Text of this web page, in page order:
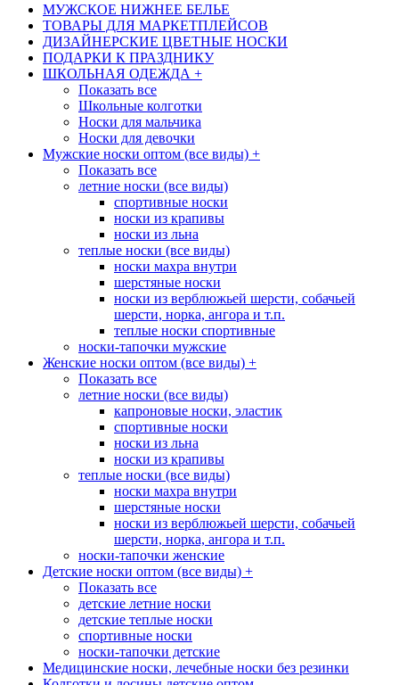
МУЖСКОЕ НИЖНЕЕ БЕЛЬЕ
ТОВАРЫ ДЛЯ МАРКЕТПЛЕЙСОВ
ДИЗАЙНЕРСКИЕ ЦВЕТНЫЕ НОСКИ
ПОДАРКИ К ПРАЗДНИКУ
ШКОЛЬНАЯ ОДЕЖДА +
Показать все
Школьные колготки
Носки для мальчика
Носки для девочки
Мужские носки оптом (все виды) +
Показать все
летние носки (все виды)
спортивные носки
носки из крапивы
носки из льна
теплые носки (все виды)
носки махра внутри
шерстяные носки
носки из верблюжьей шерсти, собачьей
шерсти, норка, ангора и т.п.
теплые носки спортивные
носки-тапочки мужские
Женские носки оптом (все виды) +
Показать все
летние носки (все виды)
капроновые носки, эластик
спортивные носки
носки из льна
носки из крапивы
теплые носки (все виды)
носки махра внутри
шерстяные носки
носки из верблюжьей шерсти, собачьей
шерсти, норка, ангора и т.п.
носки-тапочки женские
Детские носки оптом (все виды) +
Показать все
детские летние носки
детские теплые носки
спортивные носки
носки-тапочки детские
Медицинские носки, лечебные носки без резинки